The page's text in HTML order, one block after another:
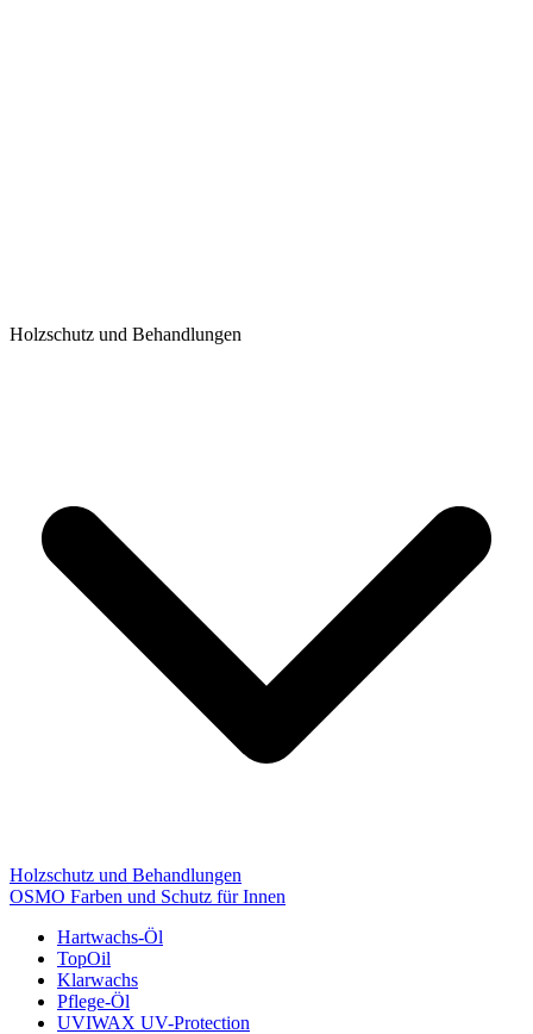
Holzschutz und Behandlungen
Holzschutz und Behandlungen
OSMO Farben und Schutz für Innen
Hartwachs-Öl
TopOil
Klarwachs
Pflege-Öl
UVIWAX UV-Protection